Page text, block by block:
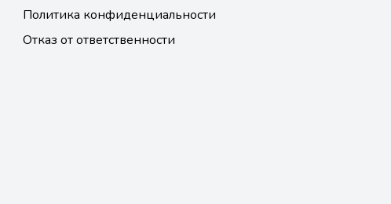
Политика конфиденциальности
Отказ от ответственности